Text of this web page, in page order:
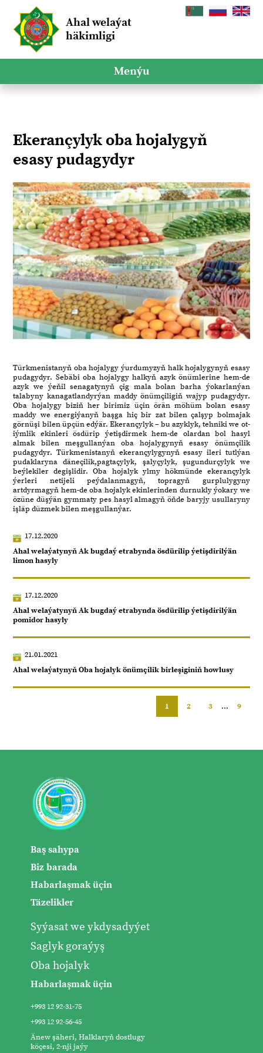
Ahal welaýat
häkimligi
Menýu
Ekerançylyk oba hojalygyň
esasy pudagydyr
Türkmenistanyň oba hojalygy ýurdumyzyň halk hojalygynyň esasy
pudagydyr. Sebäbi oba hojalygy halkyň azyk önümlerine hem-de
azyk we ýeňil senagatynyň çig mala bolan barha ýokarlanýan
talabyny kanagatlandyrýan maddy önümçiligiň wajyp pudagydyr.
Oba hojalygy biziň her birimiz üçin örän möhüm bolan esasy
maddy we energiýanyň başga hiç bir zat bilen çalşyp bolmajak
görnüşi bilen üpçün edýär. Ekerançylyk – bu azyklyk, tehniki we ot-
iýmlik ekinleri ösdürip ýetişdirmek hem-de olardan bol hasyl
almak bilen meşgullanýan oba hojalygynyň esasy önümçilik
pudagydyr. Türkmenistanyň ekerançylygynyň esasy ileri tutlýan
pudaklaryna däneçilik,pagtaçylyk, şalyçylyk, şugundurçylyk we
beýlekiler degişlidir. Oba hojalyk ylmy hökmünde ekerançylyk
ýerleri netijeli peýdalanmagyň, topragyň gurplulygyny
artdyrmagyň hem-de oba hojalyk ekinlerinden durnukly ýokary we
özüne düşýän gymmaty pes hasyl almagyň öňde baryjy usullaryny
işläp düzmek bilen meşgullanýar.
17.12.2020
Ahal welaýatynyň Ak bugdaý etrabynda ösdürilip ýetişdirilýän
limon hasyly
17.12.2020
Ahal welaýatynyň Ak bugdaý etrabynda ösdürilip ýetişdirilýän
pomidor hasyly
21.01.2021
Ahal welaýatynyň Oba hojalyk önümçilik birleşiginiň howlusy
1 2 3 ... 9
Baş sahypa
Biz barada
Habarlaşmak üçin
Täzelikler
Syýasat we ykdysadyýet
Saglyk goraýyş
Oba hojalyk
Habarlaşmak üçin
+993 12 92-31-75
+993 12 92-56-45
Änew şäheri, Halklaryň dostlugy
köçesi, 2-nji jaýy